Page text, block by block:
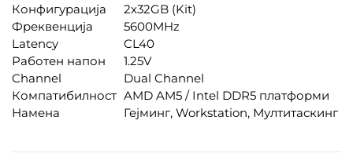
Конфигурација
2x32GB (Kit)
Фреквенција
5600MHz
Latency
CL40
Работен напон
1.25V
Channel
Dual Channel
Компатибилност AMD AM5 / Intel DDR5 платформи
Намена
Гејминг, Workstation, Мултитаскинг